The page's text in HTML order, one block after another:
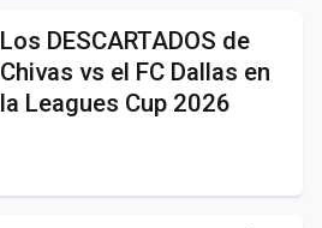
Los DESCARTADOS de
Chivas vs el FC Dallas en
la Leagues Cup 2026